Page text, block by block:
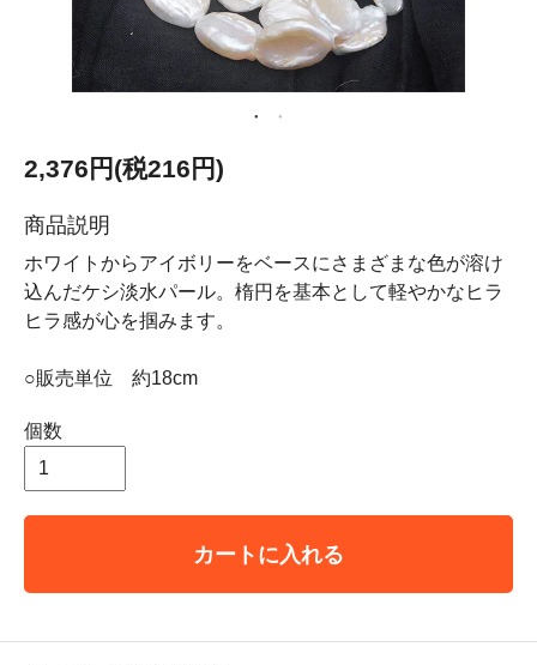
2,376円(税216円)
商品説明
ホワイトからアイボリーをベースにさまざまな色が溶け
込んだケシ淡水パール。楕円を基本として軽やかなヒラ
ヒラ感が心を掴みます。
○販売単位 約18cm
個数
カートに入れる